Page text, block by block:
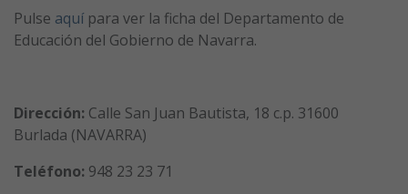
Pulse aquí para ver la ficha del Departamento de
Educación del Gobierno de Navarra.
Dirección: Calle San Juan Bautista, 18 c.p. 31600
Burlada (NAVARRA)
Teléfono: 948 23 23 71